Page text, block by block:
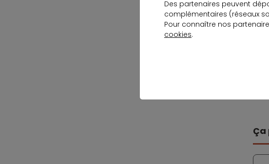
Des partenaires peuvent
complémentaires (réseaux
Pour connaître nos
cookies.